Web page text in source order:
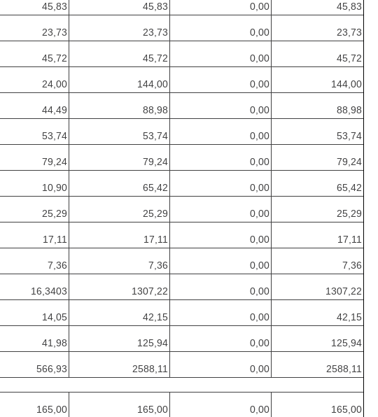
45,83 45,83 0,00
45,83
23,73 23,73 0,00
23,73
45,72 45,72 0,00
45,72
24,00 144,00 0,00
144,00
44,49 88,98 0,00
88,98
53,74 53,74 0,00
53,74
79,24 79,24 0,00
79,24
10,90 65,42 0,00
65,42
25,29 25,29 0,00
25,29
17,11 17,11 0,00
17,11
7,36 7,36 0,00
7,36
16,3403 1307,22 0,00
1307,22
14,05 42,15 0,00
42,15
41,98 125,94 0,00 125,94
566,93 2588,11 0,00
2588,11
165,00 165,00 0,00 165,00